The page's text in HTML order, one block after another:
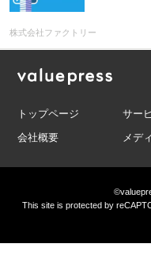
株式会社ファクトリー
トップページ サー
会社概要
メデ
This site is protected by